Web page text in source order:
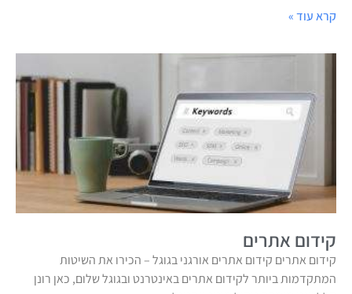
קרא עוד »
קידום אתרים
קידום אתרים קידום אתרים אורגני בגוגל – הכירו את השיטות
המתקדמות ביותר לקידום אתרים באינטרנט ובגוגל שלום, כאן רונן